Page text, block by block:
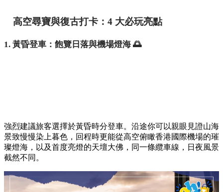
高空尋寶與復古打卡：4 大必玩亮點
1. 黃昏登車：飽覽日落與機場燈海 🌅
強烈建議旅客選擇於黃昏時分登車。沿途你可以親眼見證山海
景致慢慢染上暮色，回程時更能從高空俯瞰香港國際機場的璀
璨燈海，以及首度亮燈的天壇大佛，同一條纜車線，日夜風景
截然不同。